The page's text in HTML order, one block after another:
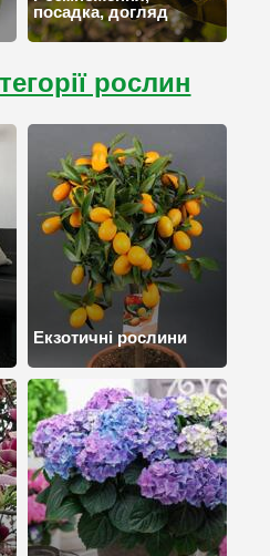
посадка, догляд
рослин
Екзотичні рослини